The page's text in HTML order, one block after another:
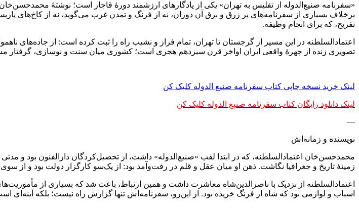
«سفرنامه صنیع‌الدوله از تفلیس به تهران» یکی از یادگارهای ارزشمند دورهٔ قاجار است؛ نوشتهٔ
برخلاف بسیاری از سفرنامه‌های پر زرق و برق آن دوران، نه از فرنگ و تمدن غرب می‌گوید، نه از کاخ‌های
تفریح، که برای انجام وظیفه.
اعتمادالسلطنه در این مسیر از گرجستان تا تهران، تمام فراز و نشیب راه را ثبت کرده است: از جاده‌های
تصویری زنده از چهرهٔ واقعی ایران اواخر قرن سیزدهم هجری است؛ کشوری میان سنت و نوسازی، گرفتار
لینک خرید نسخه چاپی کتاب سفرنامه صنیع الدوله کلیک کن
لینک دانلود رایگان کتاب سفرنامه صنیع الدوله کلیک کن
—
نویسنده و زمانه‌اش
محمدحسن‌خان اعتمادالسلطنه، که در ابتدا لقب «صنیع‌الدوله» داشت، از تحصیل‌کردگان دارالفنون بود و
زمینهٔ تاریخ و جغرافیا نگاشت. ذهن او میان عقل و قلم در رفت‌وآمد بود: از یک‌سو کارگزار دولت بود و از
اعتمادالسلطنه از نزدیک با ناصرالدین‌شاه معاشرت داشت و همین ارتباط، باعث شد که بسیاری از
اسباب و لوازمی بود که شاه از فرنگ خریده بود. از این‌رو، سفرنامه‌اش تنها گزارش راه نیست؛ بلکه